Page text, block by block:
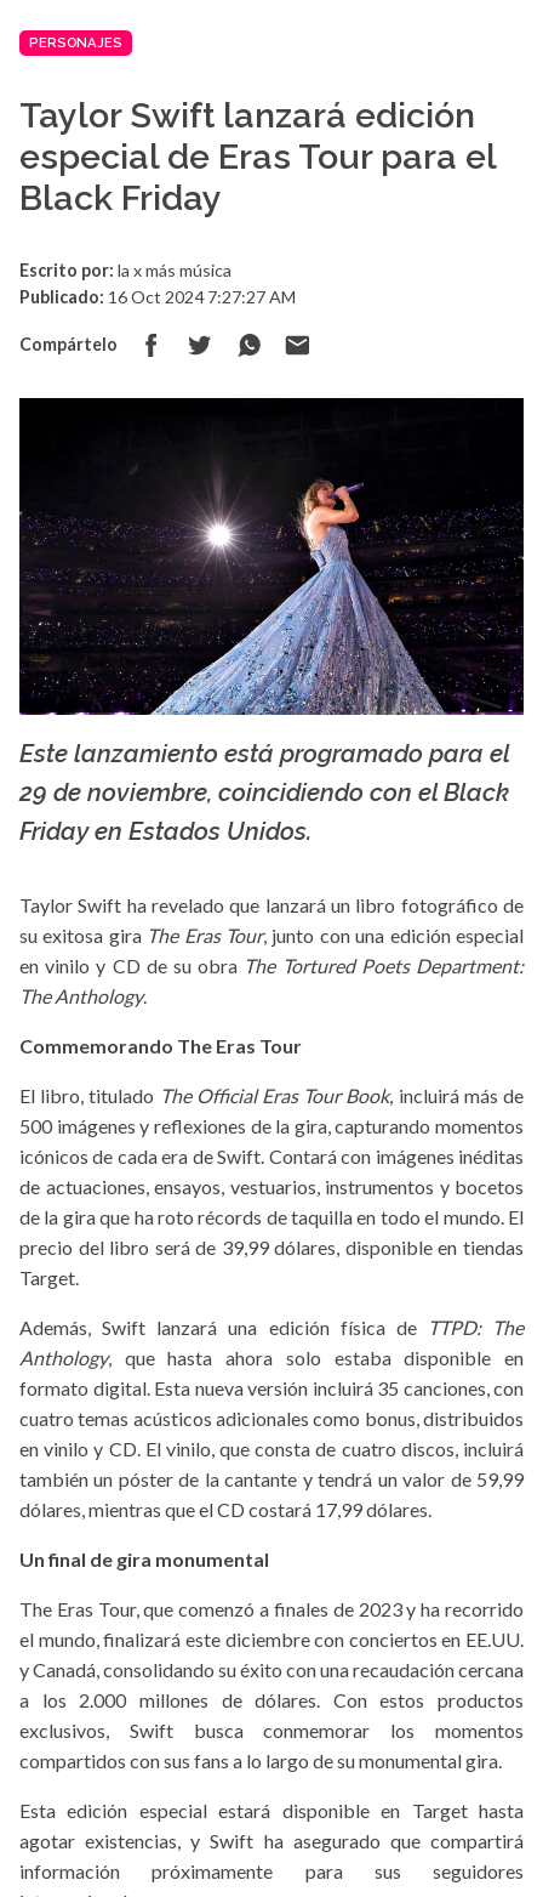
PERSONAJES
Taylor Swift lanzará edición
especial de Eras Tour para el
Black Friday
Escrito por: la x más música
Publicado: 16 Oct 2024 7:27:27 AM
Compártelo
La X mas música
Este lanzamiento está programado para el
29 de noviembre, coincidiendo con el Black
Friday en Estados Unidos.
Taylor Swift ha revelado que lanzará un libro fotográfico de
su exitosa gira The Eras Tour, junto con una edición especial
en vinilo y CD de su obra The Tortured Poets Department:
The Anthology.
Commemorando The Eras Tour
El libro, titulado The Official Eras Tour Book, incluirá más de
500 imágenes y reflexiones de la gira, capturando momentos
icónicos de cada era de Swift. Contará con imágenes inéditas
de actuaciones, ensayos, vestuarios, instrumentos y bocetos
de la gira que ha roto récords de taquilla en todo el mundo. El
precio del libro será de 39,99 dólares, disponible en tiendas
Target.
Además, Swift lanzará una edición física de
TTPD: The
Anthology, que hasta ahora solo estaba disponible en
formato digital. Esta nueva versión incluirá 35 canciones, con
cuatro temas acústicos adicionales como bonus, distribuidos
en vinilo y CD. El vinilo, que consta de cuatro discos, incluirá
también un póster de la cantante y tendrá un valor de 59,99
dólares, mientras que el CD costará 17,99 dólares.
Un final de gira monumental
The Eras Tour, que comenzó a finales de 2023 y ha recorrido
el mundo, finalizará este diciembre con conciertos en EE.UU.
y Canadá, consolidando su éxito con una recaudación cercana
a los 2.000 millones de dólares. Con estos productos
exclusivos, Swift busca conmemorar los momentos
compartidos con sus fans a lo largo de su monumental gira.
Esta edición especial estará disponible en Target hasta
agotar existencias, y Swift ha asegurado que compartirá
información próximamente para sus seguidores